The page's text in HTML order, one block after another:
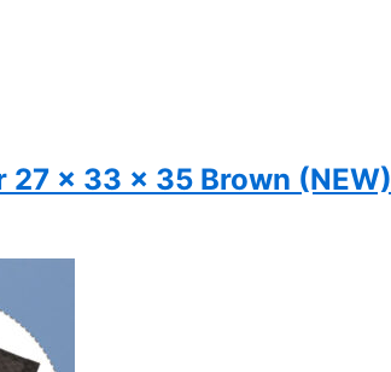
27 x 33 x 35 Brown (NEW)